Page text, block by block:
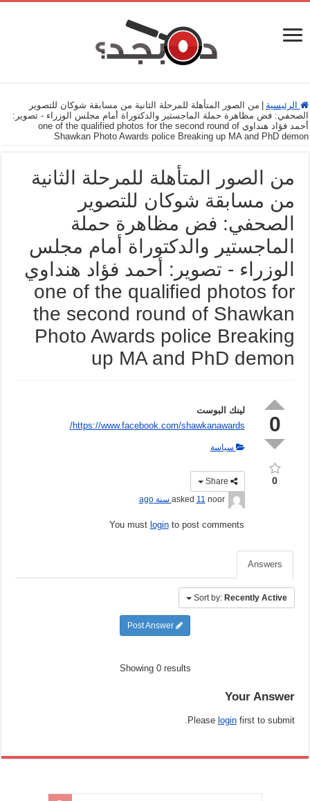
الرئيسية
من الصور المتأهلة للمرحلة الثانية من مسابقة شوكان للتصوير
الصحفي: فض مظاهرة حملة الماجستير والدكتوراة أمام مجلس الوزراء - تصوير:
أحمد فؤاد هنداوي one of the qualified photos for the second round of
Shawkan Photo Awards police Breaking up MA and PhD demon
من الصور المتأهلة للمرحلة الثانية
من مسابقة شوكان للتصوير
الصحفي: فض مظاهرة حملة
الماجستير والدكتوراة أمام مجلس
الوزراء - تصوير: أحمد فؤاد هنداوي
one of the qualified photos for
the second round of Shawkan
Photo Awards police Breaking
up MA and PhD demon
0
0
لينك البوست
https://www.facebook.com/shawkanawards/
سياسة
noor 11 سنة ago
You must loginto post comments
Answers
Sort by: Recently Active
Showing 0 results
Your Answer
Please loginfirst to submit.